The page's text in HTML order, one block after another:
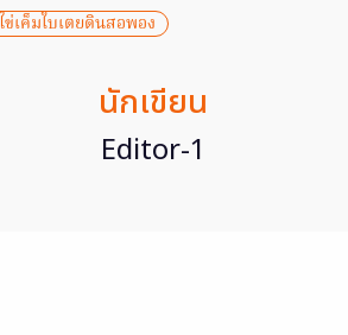
ไข่เค็มใบเตยดินสอพอง
นักเขียน
Editor-1